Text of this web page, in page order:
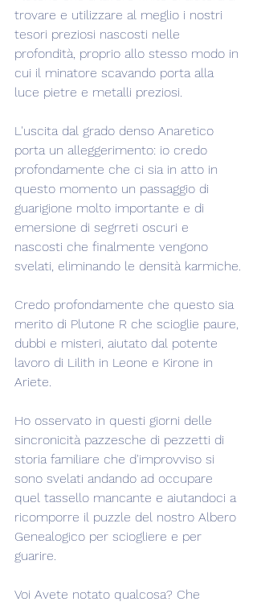
trovare e utilizzare al meglio i nostri
tesori preziosi nascosti nelle
profondità, proprio allo stesso modo in
cui il minatore scavando porta alla
luce pietre e metalli preziosi.
L'uscita dal grado denso Anaretico
porta un alleggerimento: io credo
profondamente che ci sia in atto in
questo momento un passaggio di
guarigione molto importante e di
emersione di segrreti oscuri e
nascosti che finalmente vengono
svelati, eliminando le densità karmiche.
Credo profondamente che questo sia
merito di Plutone R che scioglie paure,
dubbi e misteri, aiutato dal potente
lavoro di Lilith in Leone e Kirone in
Ariete.
Ho osservato in questi giorni delle
sincronicità pazzesche di pezzetti di
storia familiare che d'improvviso si
sono svelati andando ad occupare
quel tassello mancante e aiutandoci a
ricomporre il puzzle del nostro Albero
Genealogico per sciogliere e per
guarire.
Voi Avete notato qualcosa? Che